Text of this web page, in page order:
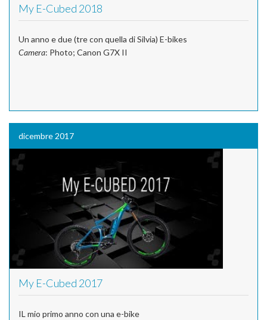
My E-Cubed 2018
Un anno e due (tre con quella di Silvia) E-bikes
Camera: Photo; Canon G7X II
dicembre 2017
My E-Cubed 2017
IL mio primo anno con una e-bike